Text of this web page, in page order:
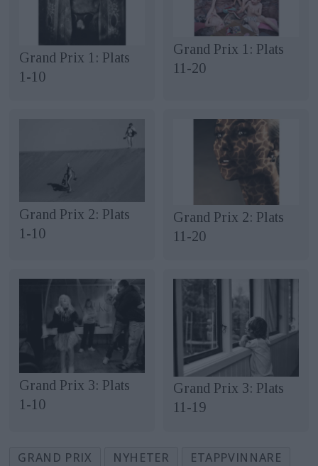
Grand Prix 1: Plats
1-10
Grand Prix 1: Plats
11-20
Grand Prix 2: Plats
1-10
Grand Prix 2: Plats
11-20
Grand Prix 3: Plats
1-10
Grand Prix 3: Plats
11-19
GRAND PRIX NYHETER ETAPPVINNARE